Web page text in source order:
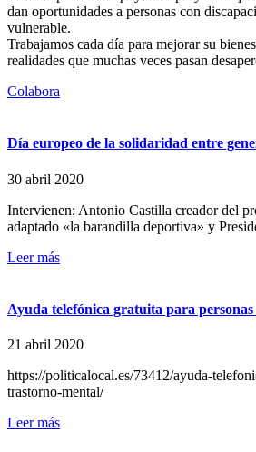
dan oportunidades a personas con
vulnerable.
Trabajamos cada día para mejorar su
realidades que muchas veces pasan
Colabora
Día europeo de la solidaridad entre
30 abril 2020
Intervienen: Antonio Castilla creador del
adaptado «la barandilla deportiva» y
Leer más
Ayuda telefónica gratuita para
21 abril 2020
https://politicalocal.es/73412/ayuda-
trastorno-mental/
Leer más